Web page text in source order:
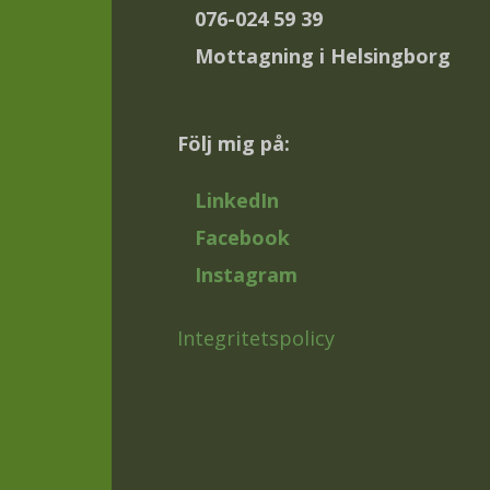
076-024 59 39
Mottagning i Helsingborg
Följ mig på:
LinkedIn
Facebook
Instagram
Integritetspolicy